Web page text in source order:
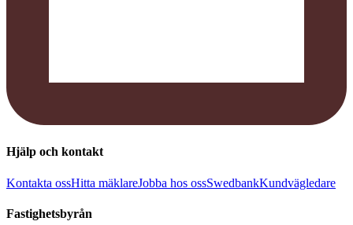
Hjälp och kontakt
Kontakta ossHitta mäklareJobba hos ossSwedbankKundvägledare
Fastighetsbyrån